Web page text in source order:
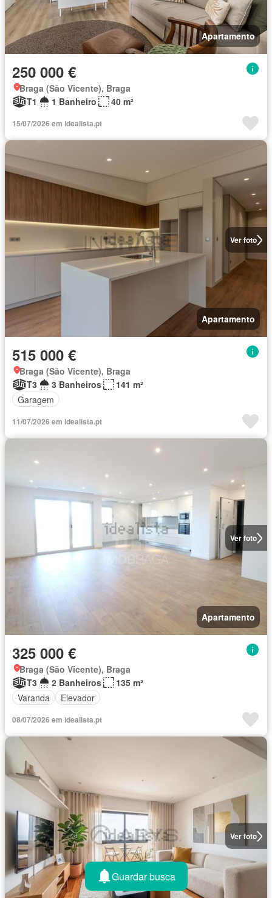
Apartamento
250 000 €
Braga (São Vicente), Braga
T1
1 Banheiro 40 m²
15/07/2026 em idealista.pt
Ver foto
Apartamento
515 000 €
Braga (São Vicente), Braga
T3
3 Banheiros
141 m²
Garagem
11/07/2026 em idealista.pt
Ver foto
Apartamento
325 000 €
Braga (São Vicente), Braga
T3
2 Banheiros
135 m²
Varanda
Elevador
08/07/2026 em idealista.pt
Ver foto
Guardar busca